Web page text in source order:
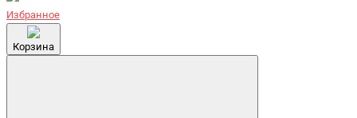
Избранное
Корзина